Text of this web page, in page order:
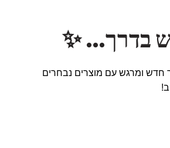
בדרך… ✨
חדש ומרגש עם מוצרים נבחרים